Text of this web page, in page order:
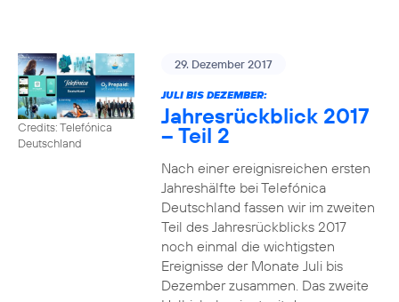
Credits: Telefónica
Deutschland
29. Dezember 2017
JULI BIS DEZEMBER:
Jahresrückblick 2017
– Teil 2
Nach einer ereignisreichen ersten
Jahreshälfte bei Telefónica
Deutschland fassen wir im zweiten
Teil des Jahresrückblicks 2017
noch einmal die wichtigsten
Ereignisse der Monate Juli bis
Dezember zusammen. Das zweite